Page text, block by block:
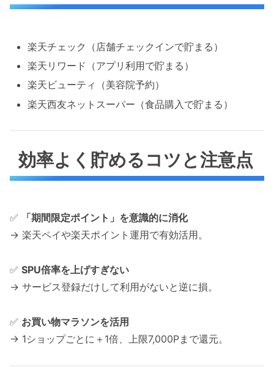
楽天チェック（店舗チェックインで貯まる）
楽天リワード（アプリ利用で貯まる）
楽天ビューティ（美容院予約）
楽天西友ネットスーパー（食品購入で貯まる）
効率よく貯めるコツと注意点
✅
「期間限定ポイント」を意識的に消化
→ 楽天ペイや楽天ポイント運用で有効活用。
✅ SPU倍率を上げすぎない
→ サービス登録だけして利用がないと逆に損。
✅ お買い物マラソンを活用
→ 1ショップごとに＋1倍、上限7,000Pまで還元。